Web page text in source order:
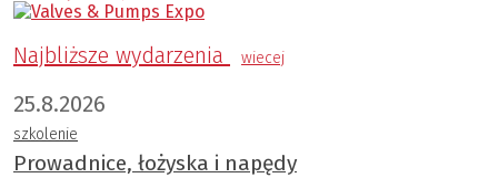
Najbliższe wydarzenia wiecej
25.8.2026
szkolenie
Prowadnice, łożyska i napędy